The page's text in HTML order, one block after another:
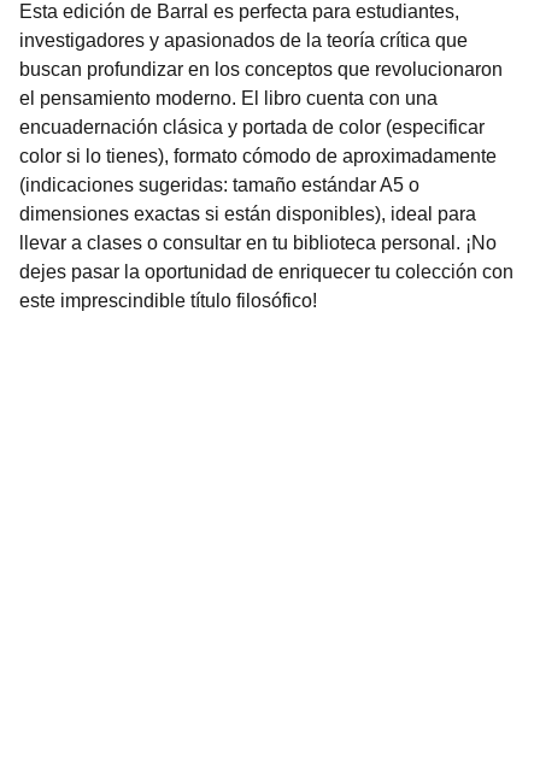
Esta edición de Barral es perfecta para estudiantes,
investigadores y apasionados de la teoría crítica que
buscan profundizar en los conceptos que revolucionaron
el pensamiento moderno. El libro cuenta con una
encuadernación clásica y portada de color (especificar
color si lo tienes), formato cómodo de aproximadamente
(indicaciones sugeridas: tamaño estándar A5 o
dimensiones exactas si están disponibles), ideal para
llevar a clases o consultar en tu biblioteca personal. ¡No
dejes pasar la oportunidad de enriquecer tu colección con
este imprescindible título filosófico!